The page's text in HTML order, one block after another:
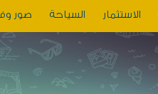
الاستثمار السياحة صور